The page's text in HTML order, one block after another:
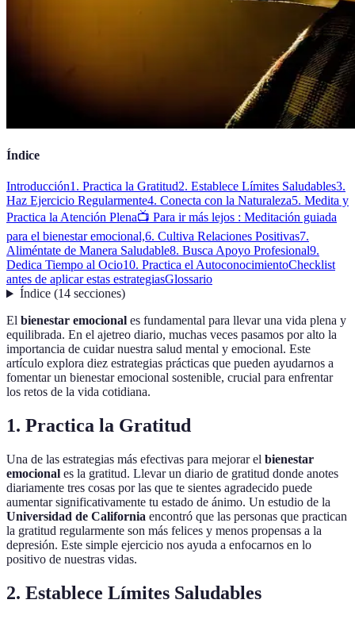
Índice
Introducción1. Practica la Gratitud2. Establece Límites Saludables3.
Haz Ejercicio Regularmente4. Conecta con la Naturaleza5. Medita y
Practica la Atención Plena📺 Para ir más lejos : Meditación guiada
para el bienestar emocional,6. Cultiva Relaciones Positivas7.
Aliméntate de Manera Saludable8. Busca Apoyo Profesional9.
Dedica Tiempo al Ocio10. Practica el AutoconocimientoChecklist
antes de aplicar estas estrategiasGlossario
Índice(14 secciones)
El bienestar emocional es fundamental para llevar una vida plena y
equilibrada. En el ajetreo diario, muchas veces pasamos por alto la
importancia de cuidar nuestra salud mental y emocional. Este
artículo explora diez estrategias prácticas que pueden ayudarnos a
fomentar un bienestar emocional sostenible, crucial para enfrentar
los retos de la vida cotidiana.
1. Practica la Gratitud
Una de las estrategias más efectivas para mejorar el bienestar
emocional es la gratitud. Llevar un diario de gratitud donde anotes
diariamente tres cosas por las que te sientes agradecido puede
aumentar significativamente tu estado de ánimo. Un estudio de la
Universidad de California encontró que las personas que practican
la gratitud regularmente son más felices y menos propensas a la
depresión. Este simple ejercicio nos ayuda a enfocarnos en lo
positivo de nuestras vidas.
2. Establece Límites Saludables